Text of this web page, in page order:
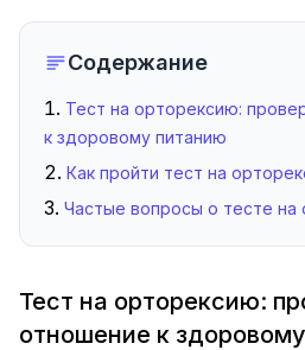
Содержание
Тест на орторексию:
к здоровому питанию
Как пройти тест на
Частые вопросы о тесте на
Тест на орторексию:
отношение к